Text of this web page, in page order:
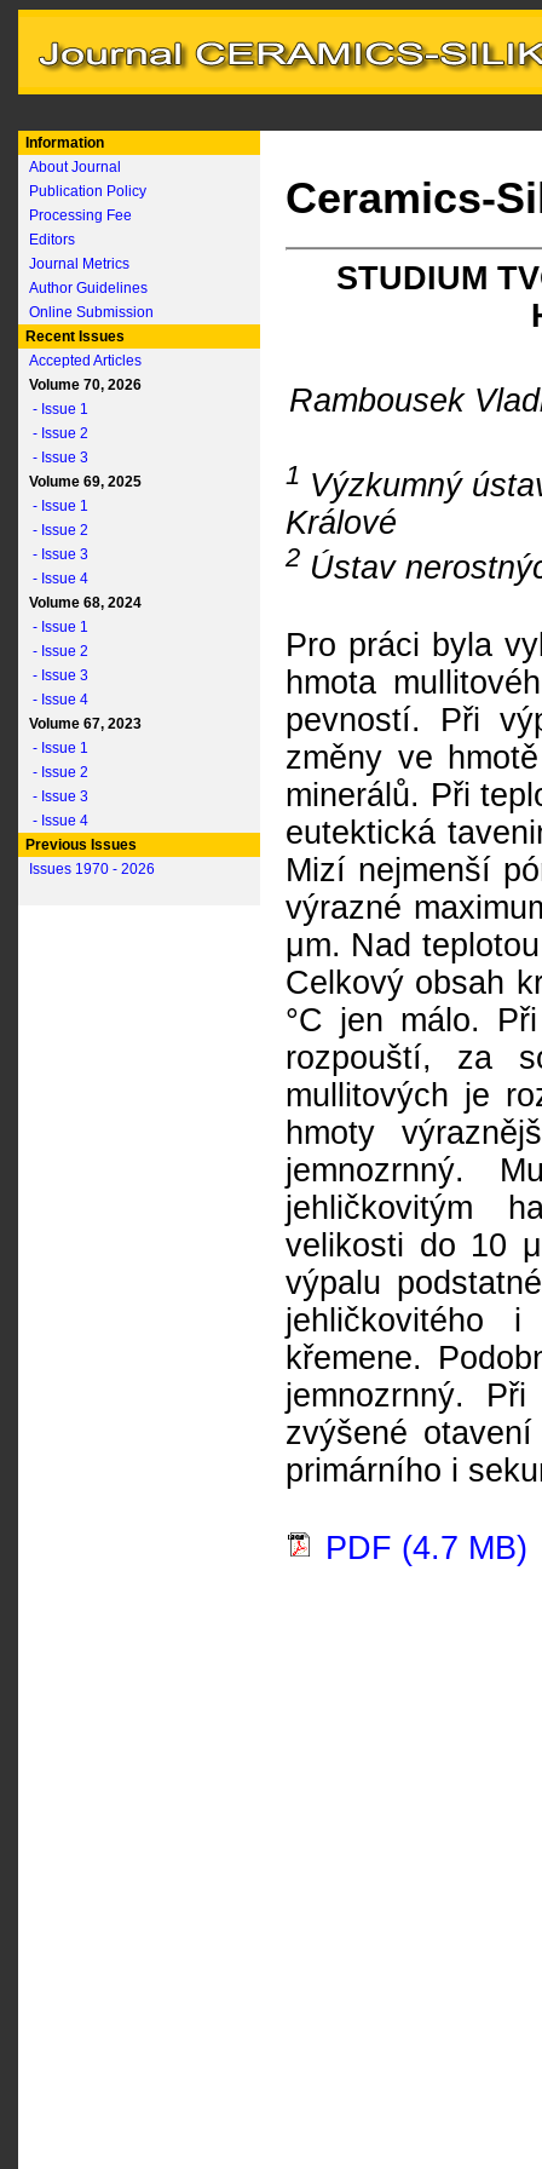
Information
About Journal
Publication Policy
Processing Fee
Editors
Journal Metrics
Author Guidelines
Online Submission
Recent Issues
Accepted Articles
Volume 70, 2026
- Issue 1
- Issue 2
- Issue 3
Volume 69, 2025
- Issue 1
- Issue 2
- Issue 3
- Issue 4
Volume 68, 2024
- Issue 1
- Issue 2
- Issue 3
- Issue 4
Volume 67, 2023
- Issue 1
- Issue 2
- Issue 3
- Issue 4
Previous Issues
Issues 1970 - 2026
Ceramics-
STUDIUM
Rambousek
1 Výzkumný
Králové
2 Ústav
Pro práci byla
hmota
pevností. Při
změny ve
minerálů. Při
eutektická
Mizí nejmenší
výrazné
μm. Nad
Celkový obsah
°C jen málo.
rozpouští, za
mullitových je
hmoty
jemnozrnný.
jehličkovitým
velikosti do 10
výpalu
jehličkovitého
křemene.
jemnozrnný.
zvýšené
primárního i
PDF (4.7 MB)